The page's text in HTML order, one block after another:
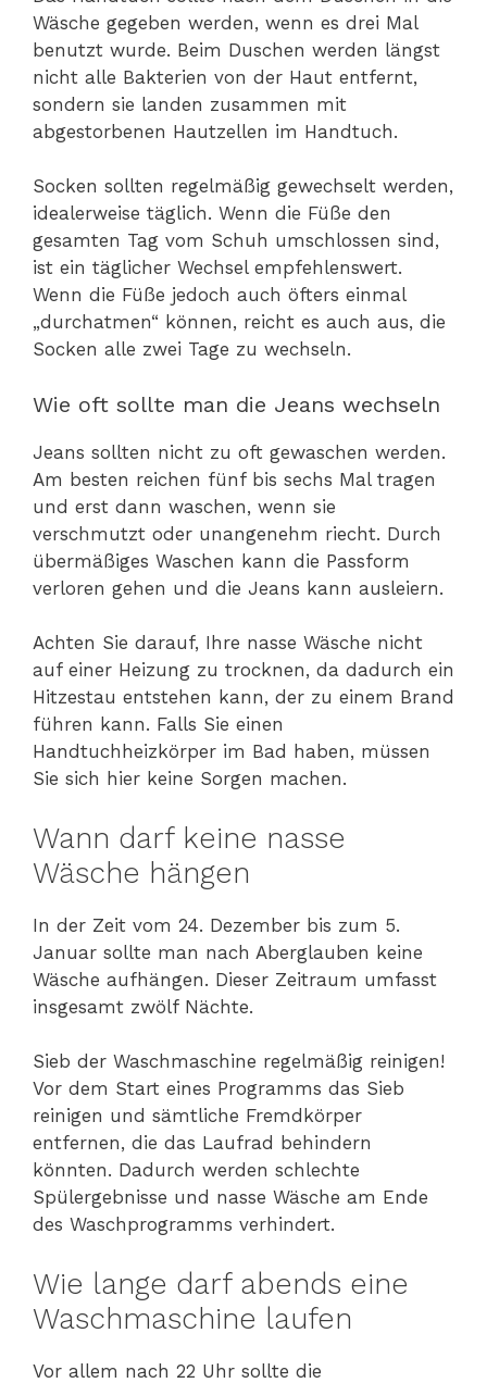
Wäsche gegeben werden, wenn es drei Mal
benutzt wurde. Beim Duschen werden längst
nicht alle Bakterien von der Haut entfernt,
sondern sie landen zusammen mit
abgestorbenen Hautzellen im Handtuch.
Socken sollten regelmäßig gewechselt werden,
idealerweise täglich. Wenn die Füße den
gesamten Tag vom Schuh umschlossen sind,
ist ein täglicher Wechsel empfehlenswert.
Wenn die Füße jedoch auch öfters einmal
„durchatmen“ können, reicht es auch aus, die
Socken alle zwei Tage zu wechseln.
Wie oft sollte man die Jeans wechseln
Jeans sollten nicht zu oft gewaschen werden.
Am besten reichen fünf bis sechs Mal tragen
und erst dann waschen, wenn sie
verschmutzt oder unangenehm riecht. Durch
übermäßiges Waschen kann die Passform
verloren gehen und die Jeans kann ausleiern.
Achten Sie darauf, Ihre nasse Wäsche nicht
auf einer Heizung zu trocknen, da dadurch ein
Hitzestau entstehen kann, der zu einem Brand
führen kann. Falls Sie einen
Handtuchheizkörper im Bad haben, müssen
Sie sich hier keine Sorgen machen.
Wann darf keine nasse
Wäsche hängen
In der Zeit vom 24. Dezember bis zum 5.
Januar sollte man nach Aberglauben keine
Wäsche aufhängen. Dieser Zeitraum umfasst
insgesamt zwölf Nächte.
Sieb der Waschmaschine regelmäßig reinigen!
Vor dem Start eines Programms das Sieb
reinigen und sämtliche Fremdkörper
entfernen, die das Laufrad behindern
könnten. Dadurch werden schlechte
Spülergebnisse und nasse Wäsche am Ende
des Waschprogramms verhindert.
Wie lange darf abends eine
Waschmaschine laufen
Vor allem nach 22 Uhr sollte die